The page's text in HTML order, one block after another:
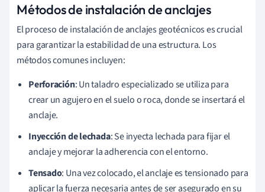
Métodos de instalación de anclajes
El proceso de instalación de anclajes geotécnicos es crucial
para garantizar la estabilidad de una estructura. Los
métodos comunes incluyen:
Perforación: Un taladro especializado se utiliza para
crear un agujero en el suelo o roca, donde se insertará el
anclaje.
Inyección de lechada: Se inyecta lechada para fijar el
anclaje y mejorar la adherencia con el entorno.
Tensado: Una vez colocado, el anclaje es tensionado para
aplicar la fuerza necesaria antes de ser asegurado en su